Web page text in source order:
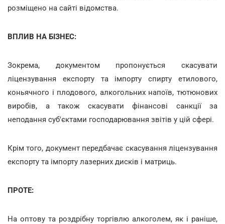
розміщено на сайті відомства.
ВПЛИВ НА БІЗНЕС:
Зокрема, документом пропонується скасувати
ліцензування експорту та імпорту спирту етилового,
коньячного і плодового, алкогольних напоїв, тютюнових
виробів, а також скасувати фінансові санкції за
неподання суб'єктами господарювання звітів у цій сфері.
Крім того, документ передбачає скасування ліцензування
експорту та імпорту лазерних дисків і матриць.
ПРОТЕ:
На оптову та роздрібну торгівлю алкоголем, як і раніше,